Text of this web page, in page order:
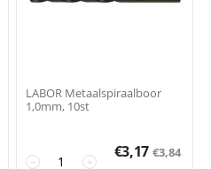
LABOR Metaalspiraalboor
1,0mm, 10st
+
−
€3,17 €3,84